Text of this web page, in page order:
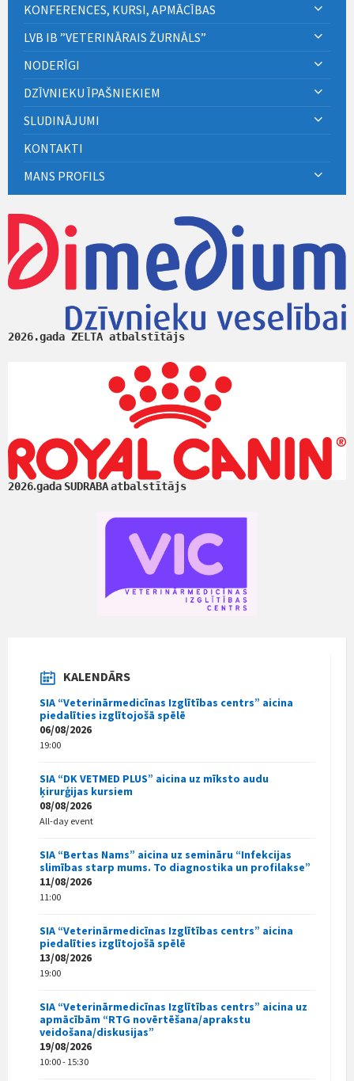
KONFERENCES, KURSI, APMĀCĪBAS
LVB IB ”VETERINĀRAIS ŽURNĀLS”
NODERĪGI
DZĪVNIEKU ĪPAŠNIEKIEM
SLUDINĀJUMI
KONTAKTI
MANS PROFILS
2026.gada ZELTA atbalstītājs
2026.gada SUDRABAatbalstītājs
KALENDĀRS
SIA “Veterinārmedicīnas Izglītības centrs” aicina
piedalīties izglītojošā spēlē
06/08/2026
19:00
SIA “DK VETMED PLUS” aicina uz mīksto audu
ķirurģijas kursiem
08/08/2026
All-day event
SIA “Bertas Nams” aicina uz semināru “Infekcijas
slimības starp mums. To diagnostika un profilakse”
11/08/2026
11:00
SIA “Veterinārmedicīnas Izglītības centrs” aicina
piedalīties izglītojošā spēlē
13/08/2026
19:00
SIA “Veterinārmedicīnas Izglītības centrs” aicina uz
apmācībām “RTG novērtēšana/aprakstu
veidošana/diskusijas”
19/08/2026
10:00 - 15:30